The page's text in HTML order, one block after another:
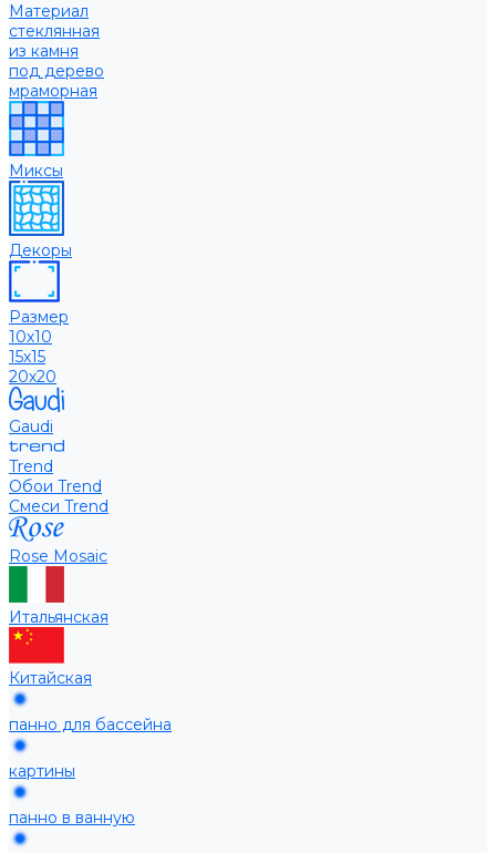
Материал
стеклянная
из камня
под дерево
мраморная
Миксы
Декоры
Размер
10х10
15х15
20х20
Gaudi
Trend
Обои Trend
Смеси Trend
Rose Mosaic
Итальянская
Китайская
панно для бассейна
картины
панно в ванную